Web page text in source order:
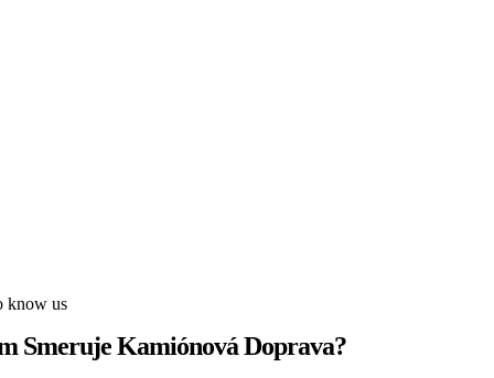
know us
Smeruje Kamiónová Doprava?